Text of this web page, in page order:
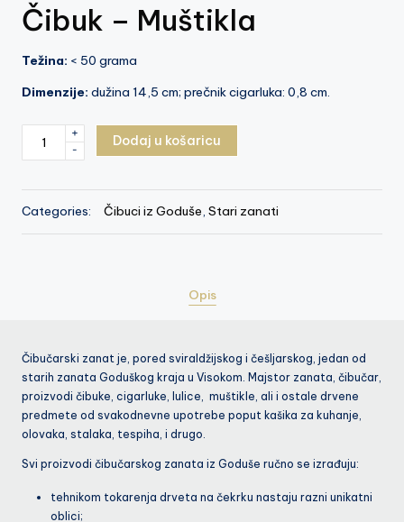
k
Čibuk – Muštikla
Težina: < 50 grama
Dimenzije: dužina 14,5 cm; prečnik cigarluka: 0,8 cm.
količina
-
+
Dodaj u košaricu
Categories: Čibuci iz Goduše, Stari zanati
Opis
Čibučarski zanat je, pored sviraldžijskog i češljarskog, jedan od
starih zanata Goduškog kraja u Visokom. Majstor zanata, čibučar,
proizvodi čibuke, cigarluke, lulice, muštikle, ali i ostale drvene
predmete od svakodnevne upotrebe poput kašika za kuhanje,
olovaka, stalaka, tespiha, i drugo.
Svi proizvodi čibučarskog zanata iz Goduše ručno se izrađuju:
tehnikom tokarenja drveta na čekrku nastaju razni unikatni
oblici;